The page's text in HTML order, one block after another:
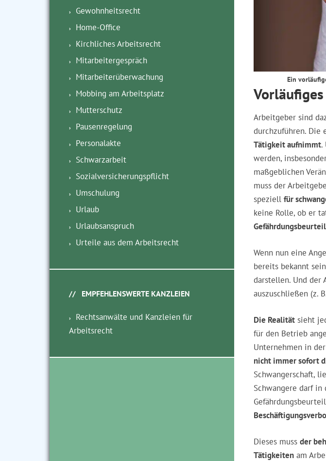
Ein
Arbeitgeber sind
durchzuführen. Die
Tätigkeit aufnimmt.
werden,
maßgeblichen
muss der
speziell für
keine Rolle, ob er
Wenn nun eine
bereits bekannt
darstellen. Und der
auszuschließen (z.
Die Realität sieht
für den Betrieb
Unternehmen in
nicht immer sofort
Schwangerschaft,
Schwangere darf in
Dieses muss der
Tätigkeiten am
Gewohnheitsrecht
Home-Office
Kirchliches Arbeitsrecht
Mitarbeitergespräch
Mitarbeiterüberwachung
Mobbing am Arbeitsplatz
Mutterschutz
Pausenregelung
Personalakte
Schwarzarbeit
Sozialversicherungspflicht
Umschulung
Urlaub
Urlaubsanspruch
Urteile aus dem Arbeitsrecht
EMPFEHLENSWERTE KANZLEIEN
Rechtsanwälte und Kanzleien für
Arbeitsrecht